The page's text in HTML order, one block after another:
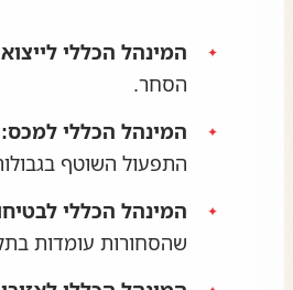
המינהל הכללי לייצוא
הסחר.
המינהל הכללי למכס:
התפעול השוטף
המינהל הכללי
שהסחורות עומדות